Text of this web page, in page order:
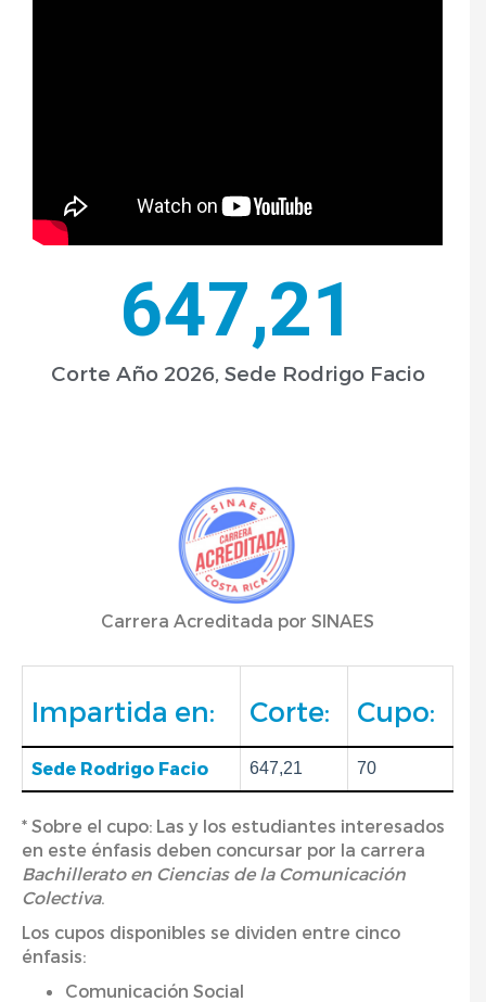
Corte Año 2026, Sede Rodrigo Facio
647,21
Carrera Acreditada por SINAES
Impartida en: Corte: Cupo:
Sede Rodrigo Facio 647,21 70
* Sobre el cupo: Las y los estudiantes interesados
en este énfasis deben concursar por la carrera
Bachillerato en Ciencias de la Comunicación
Colectiva.
Los cupos disponibles se dividen entre cinco
énfasis:
Comunicación Social